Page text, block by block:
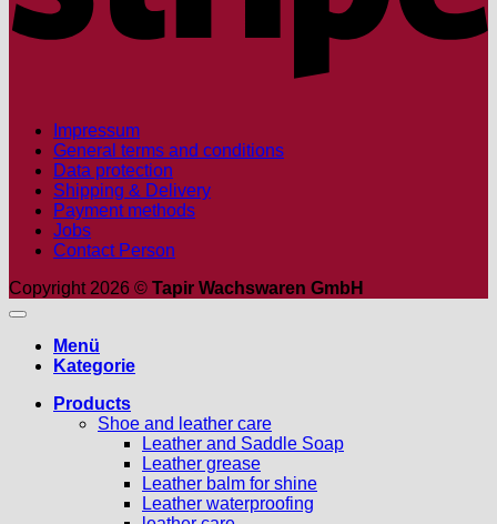
Impressum
General terms and conditions
Data protection
Shipping & Delivery
Payment methods
Jobs
Contact Person
Copyright 2026 © Tapir Wachswaren GmbH
Menü
Kategorie
Products
Shoe and leather care
Leather and Saddle Soap
Leather grease
Leather balm for shine
Leather waterproofing